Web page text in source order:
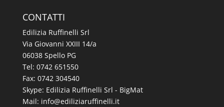
CONTATTI
Edilizia Ruffinelli Srl
Via Giovanni XXIII 14/a
06038 Spello PG
Tel: 0742 651550
Fax: 0742 304540
Skype: Edilizia Ruffinelli Srl - BigMat
Mail:
ti.illeniffuraizilide
@ofni